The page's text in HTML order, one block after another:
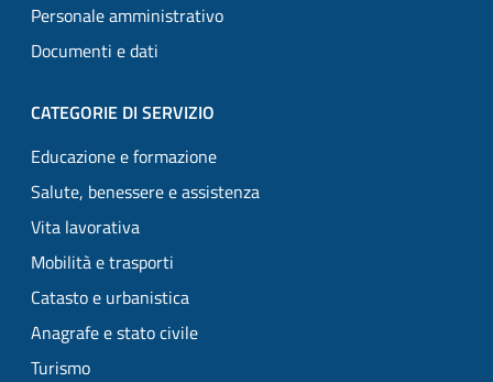
Personale amministrativo
Documenti e dati
CATEGORIE DI SERVIZIO
Educazione e formazione
Salute, benessere e assistenza
Vita lavorativa
Mobilità e trasporti
Catasto e urbanistica
Anagrafe e stato civile
Turismo